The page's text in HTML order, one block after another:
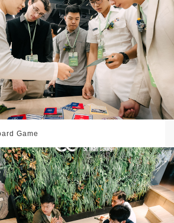
Game